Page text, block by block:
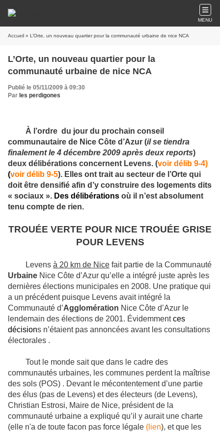
MENU
Accueil » L’Orte, un nouveau quartier pour la communauté urbaine de nice NCA
L’Orte, un nouveau quartier pour la
communauté urbaine de nice NCA
Publié le 05/11/2009 à 09:30
Par les perdigones
À l’ordre du jour du prochain conseil
communautaire de Nice Côte d’Azur (il se tiendra
finalement le 4 décembre 2009 après deux reports)
deux délibérations concernent Levens. (voir délib 9-4)
(voir délib 9-5). Elles ont trait au secteur de l’Orte qui
doit être densifié afin d’y construire des logements dits
« sociaux ». Des délibérations où il n’est absolument
tenu compte de rien.
TROUÉE VERTE POUR NICE TROUÉE GRISE
POUR LEVENS
Levens à 20 km de Nice fait partie de la Communauté
Urbaine Nice Côte d’Azur qu’elle a intégré juste après les
dernières élections municipales en 2008. Une pratique qui
a un précédent puisque Levens avait intégré la
Communauté d’Agglomération Nice Côte d’Azur le
lendemain des élections de 2001. Évidemmentces
décisions n’étaient pas annoncées avant les consultations
électorales .
Tout le monde sait que dans le cadre des
communautés urbaines, les communes perdent la maîtrise
des sols (POS) . Devant le mécontentement d’une partie
des élus (pas de Levens) et des électeurs (de Levens),
Christian Estrosi, Maire de Nice, président de la
communauté urbaine a expliqué qu’il y aurait une charte
(elle n'a de toute facon pas force légale (lien), et que les